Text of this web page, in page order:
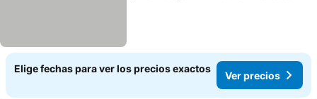
Elige fechas para ver los precios exactos
Ver precios